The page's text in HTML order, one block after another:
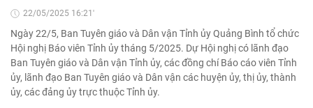
22/05/2025 16:21'
Ngày 22/5, Ban Tuyên giáo và Dân vận Tỉnh ủy Quảng Bình tổ chức
Hội nghị Báo viên Tỉnh ủy tháng 5/2025. Dự Hội nghị có lãnh đạo
Ban Tuyên giáo và Dân vận Tỉnh ủy, các đồng chí Báo cáo viên Tỉnh
ủy, lãnh đạo Ban Tuyên giáo và Dân vận các huyện ủy, thị ủy, thành
ủy, các đảng ủy trực thuộc Tỉnh ủy.